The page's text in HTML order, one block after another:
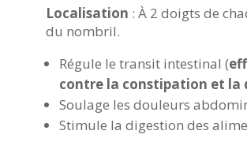
Localisation : À 2 doigts de
du nombril.
Régule le transit intestinal (
contre la constipation et la
Soulage les douleurs
Stimule la digestion des